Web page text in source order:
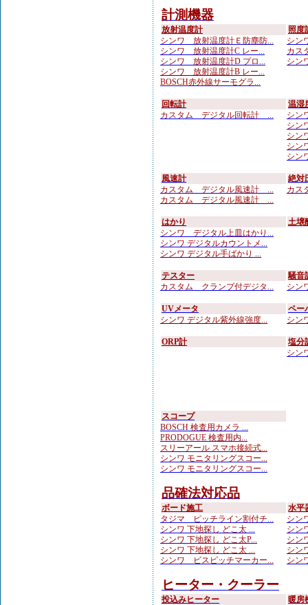
計測機器
放射温度計
シンワ 放射温度計Ｅ防塵防...
シンワ 放射温度計C レー...
シンワ 放射温度計D プロ...
シンワ 放射温度計B レー...
BOSCH赤外線サーモグラ...
照度
シン
カス
シン
回転計
カスタム デジタル回転計 ...
温湿
シン
シン
シン
シン
シン
風速計
カスタム デジタル風速計 ...
カスタム デジタル風速計 ...
絶対
カス
はかり
シンワ デジタル上皿はかり...
シンワ デジタルカウントメ...
シンワ デジタル手ばかり ...
土壌
テスター
カスタム クランプ付デジタ...
騒音
シン
UVメータ
シンワ デジタル紫外線強度...
ペー
シン
ORP計
塩分
シン
スコープ
BOSCH 検査用カメラ ...
PRODOGUE 検査用内...
スリーアール スマホ接続式...
シンワ モニタリングスコー...
シンワ モニタリングスコー...
品確法対応品
ボード施工
タジマ ピッチライン割付チ...
シンワ 下地探し どこ太 ...
シンワ 下地探し どこ太P...
シンワ 下地探し どこ太 ...
シンワ ビスピッチマーカー...
水平
シン
シン
シン
シン
シン
ヒーター・クーラー
投込みヒーター
暖房